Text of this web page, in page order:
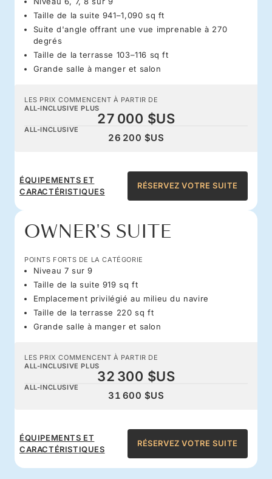
Taille de la suite 941–1,090 sq ft
Suite d'angle offrant une vue imprenable à 270
degrés
Taille de la terrasse 103–116 sq ft
Grande salle à manger et salon
LES PRIX COMMENCENT À PARTIR DE
ALL-INCLUSIVE PLUS
27 000 $US
ALL-INCLUSIVE
26 200 $US
ÉQUIPEMENTS ET
CARACTÉRISTIQUES
RÉSERVEZ VOTRE SUITE
OWNER'S SUITE
POINTS FORTS DE LA CATÉGORIE
Niveau 7 sur 9
Taille de la suite 919 sq ft
Emplacement privilégié au milieu du navire
Taille de la terrasse 220 sq ft
Grande salle à manger et salon
LES PRIX COMMENCENT À PARTIR DE
ALL-INCLUSIVE PLUS
32 300 $US
ALL-INCLUSIVE
31 600 $US
ÉQUIPEMENTS ET
CARACTÉRISTIQUES
RÉSERVEZ VOTRE SUITE